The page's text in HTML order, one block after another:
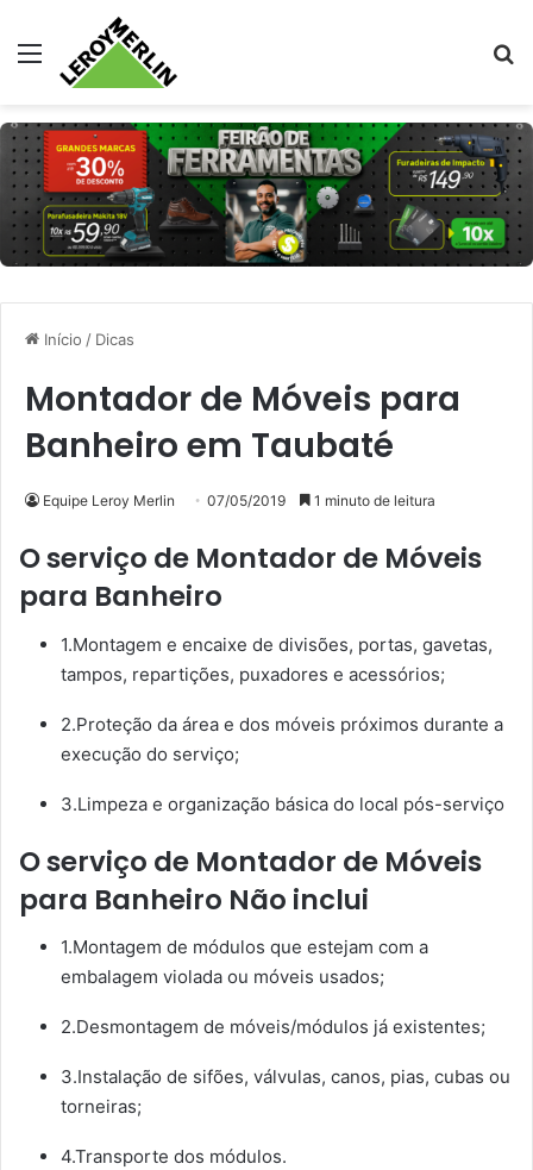
Menu
Início / Dicas
Montador de Móveis para
Banheiro em Taubaté
Equipe Leroy Merlin 07/05/2019 1 minuto de leitura
O serviço de Montador de Móveis
para Banheiro
1.Montagem e encaixe de divisões, portas, gavetas,
tampos, repartições, puxadores e acessórios;
2.Proteção da área e dos móveis próximos durante a
execução do serviço;
3.Limpeza e organização básica do local pós-serviço
O serviço de Montador de Móveis
para Banheiro Não inclui
1.Montagem de módulos que estejam com a
embalagem violada ou móveis usados;
2.Desmontagem de móveis/módulos já existentes;
3.Instalação de sifões, válvulas, canos, pias, cubas ou
torneiras;
4.Transporte dos módulos.